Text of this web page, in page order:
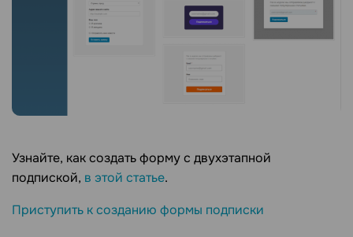
Узнайте, как создать форму с двухэтапной
подпиской, в этой статье.
Приступить к созданию формы подписки